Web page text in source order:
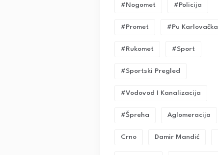
#nogomet #policija
#promet #pu Karlovačka
#rukomet #sport
#sportski Pregled
#vodovod I Kanalizacija
#Špreha Aglomeracija
Crno Damir Mandić